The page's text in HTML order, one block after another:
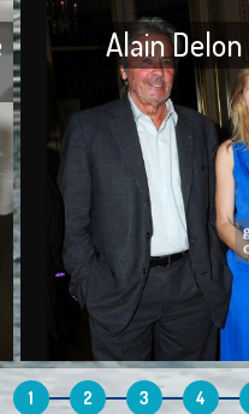
J’ai toujours divisé les êtres
humains en trois parties, d’un
côté, les prédateurs, de l’autre,
les bienveillants et, au milieu,
Alain Delon
1 2 3 4